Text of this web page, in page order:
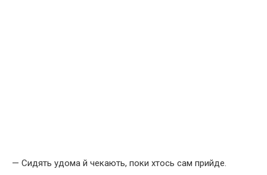
— Сидять удома й чекають, поки хтось сам прийде.